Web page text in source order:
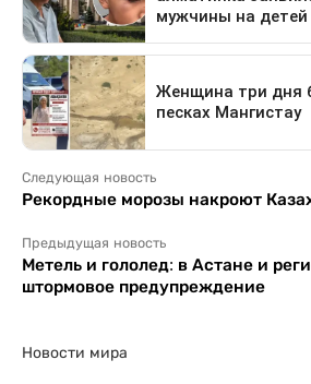
Следующая новость
Рекордные морозы накроют
Предыдущая новость
Метель и гололед: в Астане и
штормовое предупреждение
Новости мира